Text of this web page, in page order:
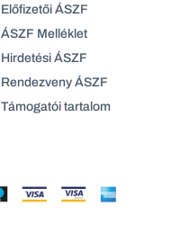
Előfizetői ÁSZF
ÁSZF Melléklet
Hirdetési ÁSZF
Rendezveny ÁSZF
Támogatói tartalom